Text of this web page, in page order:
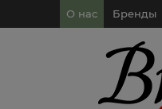
О нас Бренды